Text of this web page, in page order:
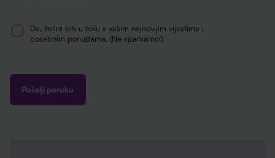
Newsletter
Da, želim biti u toku s vašim najnovijim vijestima i
posebnim ponudama. (Ne spamamo!)